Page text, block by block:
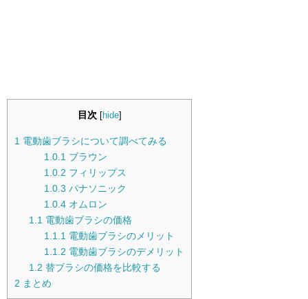
目次 [hide]
1 電動歯ブラシについて調べてみる
1.0.1 ブラウン
1.0.2 フィリップス
1.0.3 パナソニック
1.0.4オムロン
1.1 電動歯ブラシの価格
1.1.1 電動歯ブラシのメリット
1.1.2 電動歯ブラシのデメリット
1.2 替ブラシの価格を比較する
2 まとめ